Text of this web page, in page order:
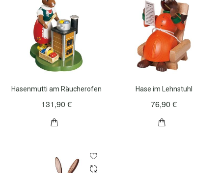
Hasenmutti am Räucherofen
131,90 €
Hase im Lehnstuhl
76,90 €